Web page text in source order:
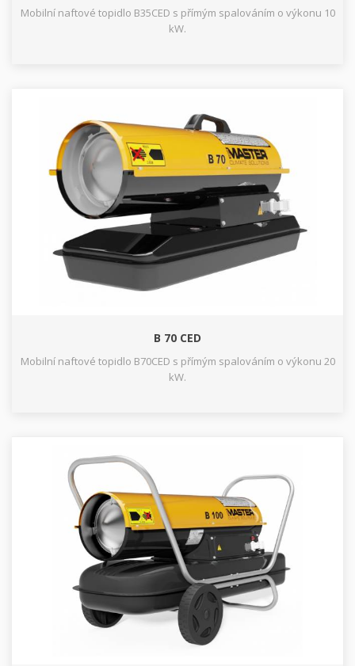
Mobilní naftové topidlo B35CED s přímým spalováním o výkonu 10
kW.
B 70 CED
Mobilní naftové topidlo B70CED s přímým spalováním o výkonu 20
kW.